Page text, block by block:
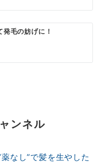
毛の妨げに！
ンネル
なし”で髪を生やした